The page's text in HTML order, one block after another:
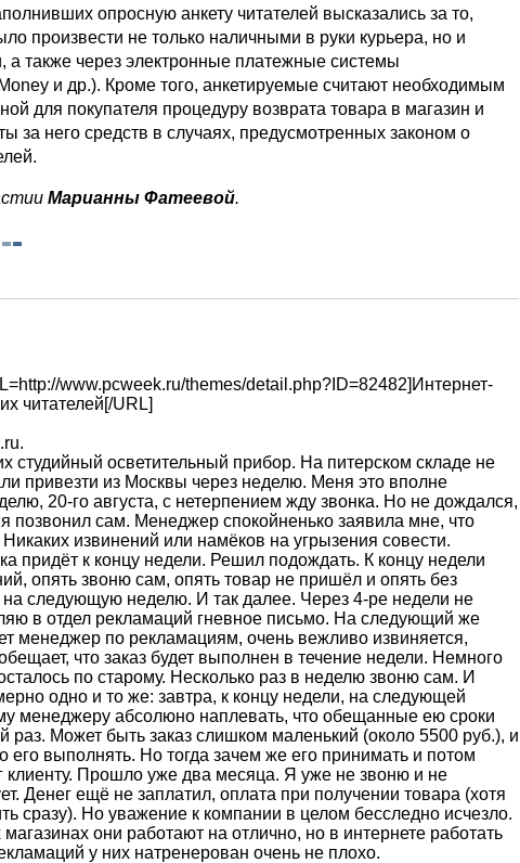
опросную анкету читателей высказались за то,
произвести не только наличными в руки курьера, но и
а также через электронные платежные системы
и др.). Кроме того, анкетируемые считают необходимым
для покупателя процедуру возврата товара в магазин и
за него средств в случаях, предусмотренных законом о
Марианны Фатеевой.
www.pcweek.ru/themes/detail.php?ID=82482]Интернет-
читателей[/URL]
студийный осветительный прибор. На питерском складе не
привезти из Москвы через неделю. Меня это вполне
20-го августа, с нетерпением жду звонка. Но не дождался,
позвонил сам. Менеджер спокойненько заявила мне, что
извинений или намёков на угрызения совести.
придёт к концу недели. Решил подождать. К концу недели
опять звоню сам, опять товар не пришёл и опять без
следующую неделю. И так далее. Через 4-ре недели не
в отдел рекламаций гневное письмо. На следующий же
менеджер по рекламациям, очень вежливо извиняется,
что заказ будет выполнен в течение недели. Немного
по старому. Несколько раз в неделю звоню сам. И
одно и то же: завтра, к концу недели, на следующей
менеджеру абсолюно наплевать, что обещанные ею сроки
раз. Может быть заказ слишком маленький (около 5500 руб.), и
его выполнять. Но тогда зачем же его принимать и потом
клиенту. Прошло уже два месяца. Я уже не звоню и не
Денег ещё не заплатил, оплата при получении товара (хотя
сразу). Но уважение к компании в целом бесследно исчезло.
они работают на отлично, но в интернете работать
у них натренерован очень не плохо.